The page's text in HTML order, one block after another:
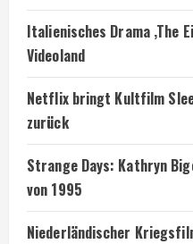
Italienisches Drama ‚The
Videoland
Netflix bringt Kultfilm
zurück
Strange Days: Kathryn
von 1995
Niederländischer